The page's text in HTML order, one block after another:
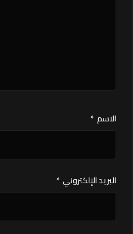
الاسم *
البريد الإلكتروني *